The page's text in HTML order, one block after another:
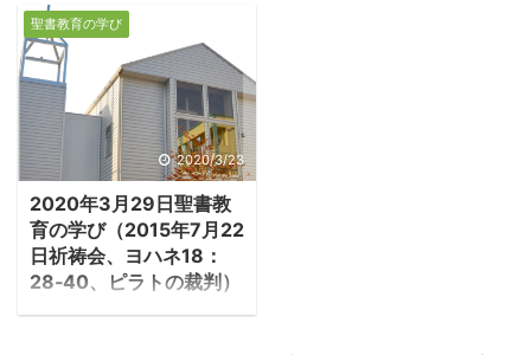
法の朗読である。 ‐ネヘ
ミヤ記7:72ｂ-8：1「第
七の月になり、イスラエ
ルの人々は自分たちの町
にいたが、民は皆、水の
門の前にある広場に集ま
って一人の人のようにな
った。彼らは書記官エズ
ラに主がイスラエ ...
め ・コロサイ教会の創
立者エパフラスはエペソ
の獄中にパウロを訪ね、
教会が異なる福音に惑わ
され、混乱していると伝
えた。パウロはコロサイ
の人々の為に祈りなが
ら、この手紙を書く。同
時にパウロはコロサイの
人々にも、祈って欲しい
と伝える。共に祈りあ
聖書教育の学び
2020/3/23
2020年3月29日聖書教
育の学び（2015年7月22
日祈祷会、ヨハネ18：
28‐40、ピラトの裁判）
1.ピラトから尋問される